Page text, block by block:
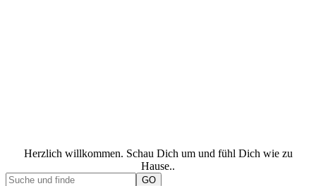
Herzlich willkommen. Schau Dich um und fühl Dich wie zu
Hause..